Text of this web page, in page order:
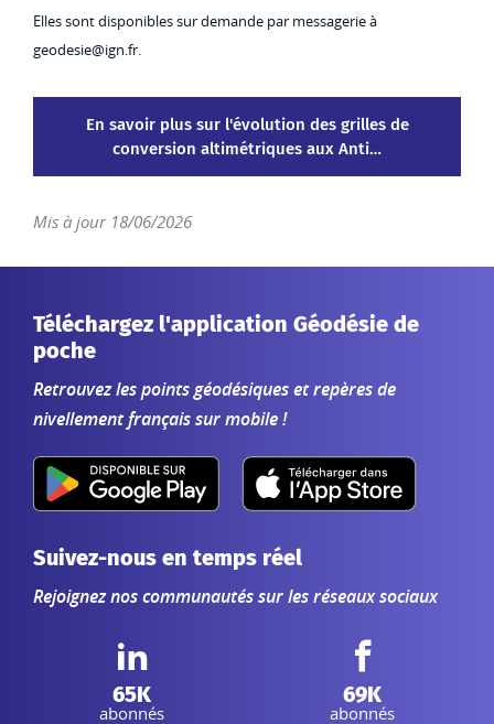
Elles sont disponibles sur demande par messagerie à
geodesie@ign.fr.
En savoir plus sur l'évolution des grilles de
conversion altimétriques aux Anti…Evolution des
Mis à jour 18/06/2026
Téléchargez l'application Géodésie de
poche
Retrouvez les points géodésiques et repères de
nivellement français sur mobile !
Suivez-nous en temps réel
Rejoignez nos communautés sur les réseaux sociaux
LinkedIn IGN :
65K
abonnés
Facebook IGN :
69K
abonnés